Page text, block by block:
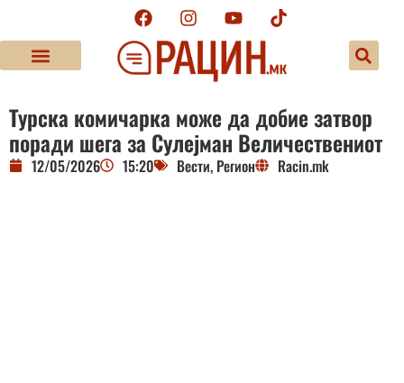
Турска комичарка може да добие затвор
поради шега за Сулејман Величествениот
12/05/2026 15:20 Вести, Регион Racin.mk